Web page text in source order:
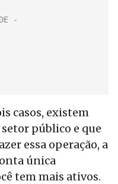
casos, existem
público e que
essa operação, a
única
tem mais ativos.